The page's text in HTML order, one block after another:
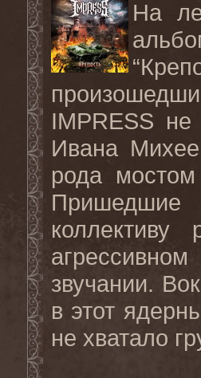
На
IMPRESS не
Ивана
рода
Пришедшие
звучании.
в этот
не хватало